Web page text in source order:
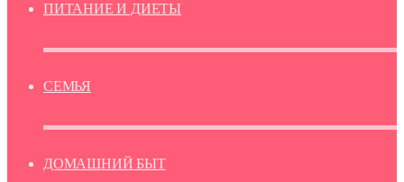
ПИТАНИЕ И ДИЕТЫ
СЕМЬЯ
ДОМАШНИЙ БЫТ